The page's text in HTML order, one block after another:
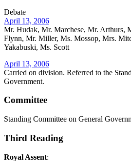
Debate
April 13, 2006
Mr. Hudak, Mr. Marchese, Mr. Arthurs,
Flynn, Mr. Miller, Ms. Mossop, Mrs.
Yakabuski, Ms. Scott
April 13, 2006
Carried on division. Referred to the
Government.
Committee
Standing Committee on General
Third Reading
Royal Assent: